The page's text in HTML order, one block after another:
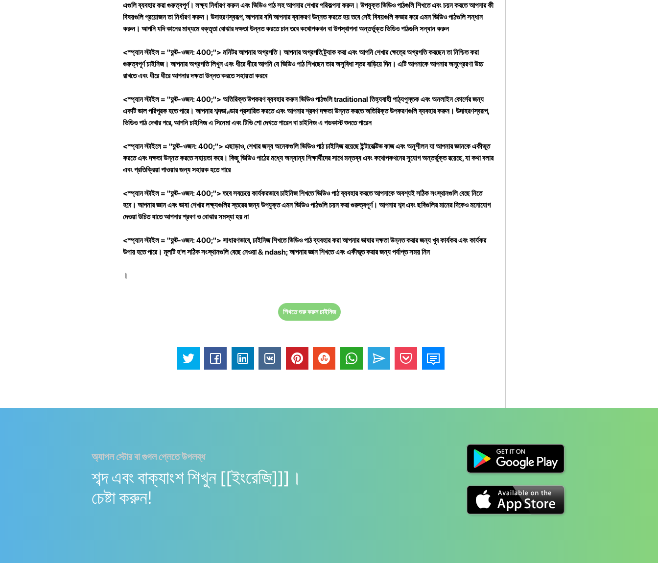
এগুলি ব্যবহার করা গুরুত্বপূর্ণ। লক্ষ্য নির্ধারণ করুন এবং ভিডিও পাঠ সহ আপনার শেখার পরিকল্পনা করুন। উপযুক্ত ভিডিও পাঠগুলি শিখতে এবং চয়ন করতে আপনার কী
বিষয়গুলি প্রয়োজন তা নির্ধারণ করুন। উদাহরণস্বরূপ, আপনার যদি আপনার ব্যাকরণ উন্নত করতে হয় তবে সেই বিষয়গুলি কভার করে এমন ভিডিও পাঠগুলি সন্ধান
করুন। আপনি যদি কানের মাধ্যমে বক্তৃতা বোঝার দক্ষতা উন্নত করতে চান তবে কথোপকথন বা উপস্থাপনা অন্তর্ভুক্ত ভিডিও পাঠগুলি সন্ধান করুন
<স্প্যান স্টাইল = "ফন্ট-ওজন: 400;"> মনিটর আপনার অগ্রগতি। আপনার অগ্রগতি ট্র্যাক করা এবং আপনি শেখার ক্ষেত্রে অগ্রগতি করছেন তা নিশ্চিত করা
গুরুত্বপূর্ণ চাইনিজ। আপনার অগ্রগতি লিখুন এবং ধীরে ধীরে আপনি যে ভিডিও পাঠ শিখছেন তার অসুবিধা স্তর বাড়িয়ে দিন। এটি আপনাকে আপনার অনুপ্রেরণা উচ্চ
রাখতে এবং ধীরে ধীরে আপনার দক্ষতা উন্নত করতে সহায়তা করবে
<স্প্যান স্টাইল = "ফন্ট-ওজন: 400;"> অতিরিক্ত উপকরণ ব্যবহার করুনভিডিও পাঠগুলি traditional তিহ্যবাহী পাঠ্যপুস্তক এবং অনলাইন কোর্সের জন্য
একটি ভাল পরিপূরক হতে পারে। আপনার শব্দভাণ্ডার প্রসারিত করতে এবং আপনার শ্রবণ দক্ষতা উন্নত করতে অতিরিক্ত উপকরণগুলি ব্যবহার করুন। উদাহরণস্বরূপ,
ভিডিও পাঠ দেখার পরে, আপনি চাইনিজ এ সিনেমা এবং টিভি শো দেখতে পারেন বা চাইনিজ এ পডকাস্ট শুনতে পারেন
<স্প্যান স্টাইলে = "ফন্ট-ওজন: 400;"> এছাড়াও, শেখার জন্য অনেকগুলি ভিডিও পাঠ চাইনিজ রয়েছেইন্টারেক্টিভ কাজ এবং অনুশীলনযা আপনার জ্ঞানকে একীভূত
করতে এবং দক্ষতা উন্নত করতে সহায়তা করে। কিছু ভিডিও পাঠের মধ্যে অন্যান্য শিক্ষার্থীদের সাথে মন্তব্য এবং কথোপকথনের সুযোগ অন্তর্ভুক্ত রয়েছে, যা কথা বলার
এবং প্রতিক্রিয়া পাওয়ার জন্য সহায়ক হতে পারে
<স্প্যান স্টাইল = "ফন্ট-ওজন: 400;"> তবে সবচেয়ে কার্যকরভাবে চাইনিজ শিখতে ভিডিও পাঠ ব্যবহার করতে আপনাকে অবশ্যই সঠিক সংস্থানগুলি বেছে নিতে
হবে। আপনার জ্ঞান এবং ভাষা শেখার লক্ষ্যগুলির স্তরের জন্য উপযুক্ত এমন ভিডিও পাঠগুলি চয়ন করা গুরুত্বপূর্ণ। আপনার শব্দ এবং ছবিগুলির মানের দিকেও মনোযোগ
দেওয়া উচিত যাতে আপনার শ্রবণ ও বোঝার সমস্যা হয় না
<স্প্যান স্টাইল = "ফন্ট-ওজন: 400;"> সাধারণভাবে, চাইনিজ শিখতে ভিডিও পাঠ ব্যবহার করা আপনার ভাষার দক্ষতা উন্নত করার জন্য খুব কার্যকর এবং কার্যকর
উপায় হতে পারে। মূলটি হ'ল সঠিক সংস্থানগুলি বেছে নেওয়া & ndash; আপনার জ্ঞান শিখতে এবং একীভূত করার জন্য পর্যাপ্ত সময় নিন
।
শিখতে শুরু করুন চাইনিজ
অ্যাপল স্টোর বা গুগল প্লেতে উপলব্ধ
শব্দ এবং বাক্যাংশ শিখুন [[ইংরেজি]]]।
চেষ্টা করুন!